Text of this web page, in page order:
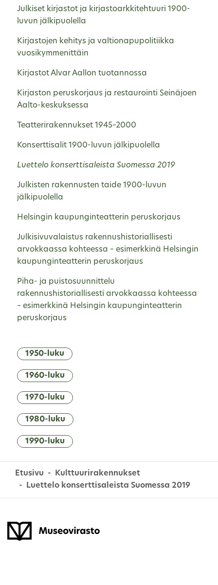
Julkiset kirjastot ja kirjastoarkkitehtuuri 1900-
luvun jälkipuolella
Kirjastojen kehitys ja valtionapupolitiikka
vuosikymmenittäin
Kirjastot Alvar Aallon tuotannossa
Kirjaston peruskorjaus ja restaurointi Seinäjoen
Aalto-keskuksessa
Teatterirakennukset 1945–2000
Konserttisalit 1900-luvun jälkipuolella
Luettelo konserttisaleista Suomessa 2019
Julkisten rakennusten taide 1900-luvun
jälkipuolella
Helsingin kaupunginteatterin peruskorjaus
Julkisivuvalaistus rakennushistoriallisesti
arvokkaassa kohteessa – esimerkkinä Helsingin
kaupunginteatterin peruskorjaus
Piha- ja puistosuunnittelu
rakennushistoriallisesti arvokkaassa kohteessa
– esimerkkinä Helsingin kaupunginteatterin
peruskorjaus
1950-luku
1960-luku
1970-luku
1980-luku
1990-luku
Etusivu
Kulttuurirakennukset
Luettelo konserttisaleista Suomessa 2019